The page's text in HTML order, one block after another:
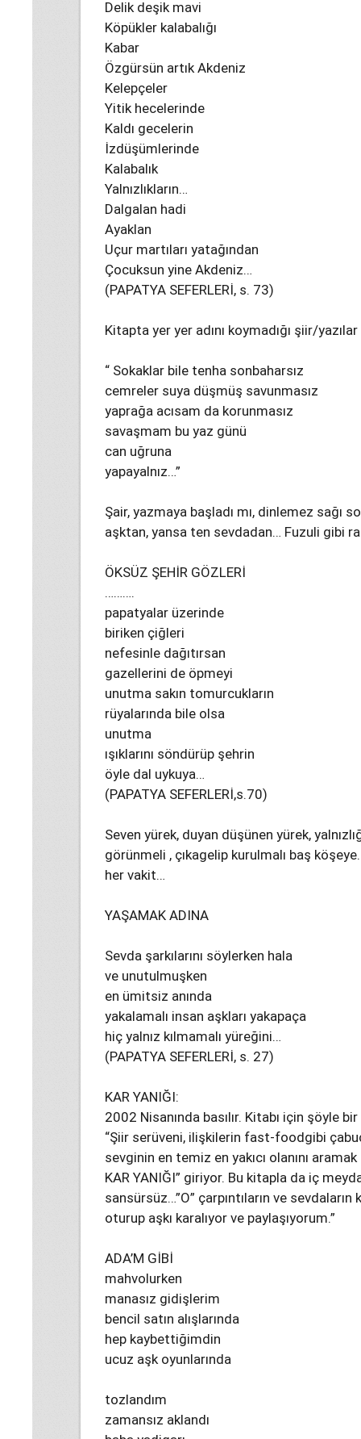
Delik deşik mavi
Köpükler kalabalığı
Kabar
Özgürsün artık Akdeniz
Kelepçeler
Yitik hecelerinde
Kaldı gecelerin
İzdüşümlerinde
Kalabalık
Yalnızlıkların…
Dalgalan hadi
Ayaklan
Uçur martıları yatağından
Çocuksun yine Akdeniz…
(PAPATYA SEFERLERİ, s. 73)
Kitapta yer yer adını koymadığı şiir/
“ Sokaklar bile tenha sonbaharsız
cemreler suya düşmüş savunmasız
yaprağa acısam da korunmasız
savaşmam bu yaz günü
can uğruna
yapayalnız…”
Şair, yazmaya başladı mı, dinlemez sağı
aşktan, yansa ten sevdadan… Fuzuli gibi
ÖKSÜZ ŞEHİR GÖZLERİ
……….
papatyalar üzerinde
biriken çiğleri
nefesinle dağıtırsan
gazellerini de öpmeyi
unutma sakın tomurcukların
rüyalarında bile olsa
unutma
ışıklarını söndürüp şehrin
öyle dal uykuya…
(PAPATYA SEFERLERİ,s.70)
Seven yürek, duyan düşünen yürek,
görünmeli , çıkagelip kurulmalı baş
her vakit…
YAŞAMAK ADINA
Sevda şarkılarını söylerken hala
ve unutulmuşken
en ümitsiz anında
yakalamalı insan aşkları yakapaça
hiç yalnız kılmamalı yüreğini…
(PAPATYA SEFERLERİ, s. 27)
KAR YANIĞI:
2002 Nisanında basılır. Kitabı için şöyle
“Şiir serüveni, ilişkilerin fast-foodgibi
sevginin en temiz en yakıcı olanını
KAR YANIĞI” giriyor. Bu kitapla da iç
sansürsüz…”O” çarpıntıların ve
oturup aşkı karalıyor ve paylaşıyorum.”
ADA’M GİBİ
mahvolurken
manasız gidişlerim
bencil satın alışlarında
hep kaybettiğimdin
ucuz aşk oyunlarında
tozlandım
zamansız aklandı